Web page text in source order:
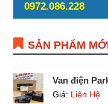
0972.086.228
SẢN PHẨM
Van điện
Giá: Liên Hệ